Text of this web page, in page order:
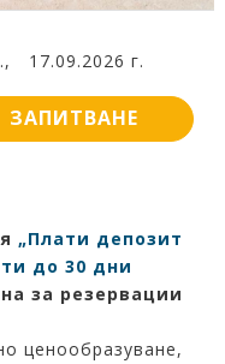
17.09.2026 г.
ЗАПИТВАНЕ
„Плати депозит
до 30 дни
за резервации
ценообразуване,